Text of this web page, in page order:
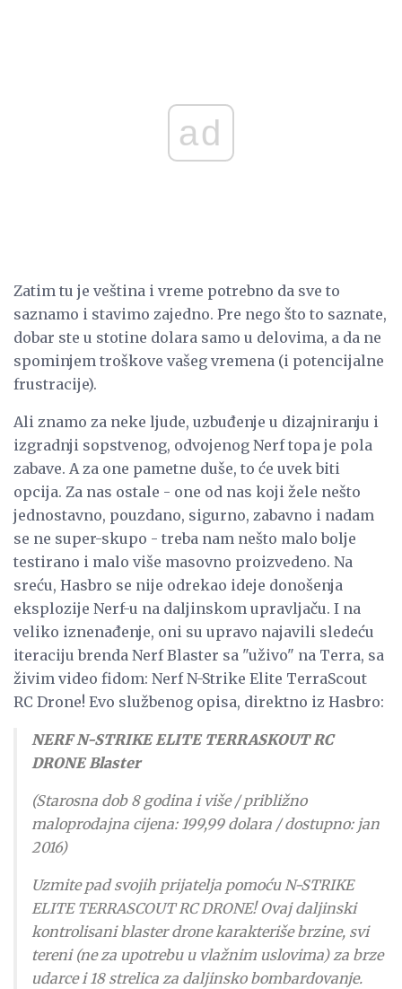
ad
Zatim tu je veština i vreme potrebno da sve to
saznamo i stavimo zajedno. Pre nego što to saznate,
dobar ste u stotine dolara samo u delovima, a da ne
spominjem troškove vašeg vremena (i potencijalne
frustracije).
Ali znamo za neke ljude, uzbuđenje u dizajniranju i
izgradnji sopstvenog, odvojenog Nerf topa je pola
zabave. A za one pametne duše, to će uvek biti
opcija. Za nas ostale - one od nas koji žele nešto
jednostavno, pouzdano, sigurno, zabavno i nadam
se ne super-skupo - treba nam nešto malo bolje
testirano i malo više masovno proizvedeno. Na
sreću, Hasbro se nije odrekao ideje donošenja
eksplozije Nerf-u na daljinskom upravljaču. I na
veliko iznenađenje, oni su upravo najavili sledeću
iteraciju brenda Nerf Blaster sa "uživo" na Terra, sa
živim video fidom: Nerf N-Strike Elite TerraScout
RC Drone! Evo službenog opisa, direktno iz Hasbro:
NERF N-STRIKE ELITE TERRASKOUT RC
DRONE Blaster
(Starosna dob 8 godina i više / približno
maloprodajna cijena: 199,99 dolara / dostupno: jan
2016)
Uzmite pad svojih prijatelja pomoću N-STRIKE
ELITE TERRASCOUT RC DRONE! Ovaj daljinski
kontrolisani blaster drone karakteriše brzine, svi
tereni (ne za upotrebu u vlažnim uslovima) za brze
udarce i 18 strelica za daljinsko bombardovanje.